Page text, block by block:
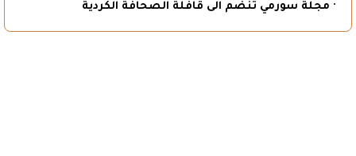
· مجلة سورمي تنضم الى قافلة الصحافة الكردية